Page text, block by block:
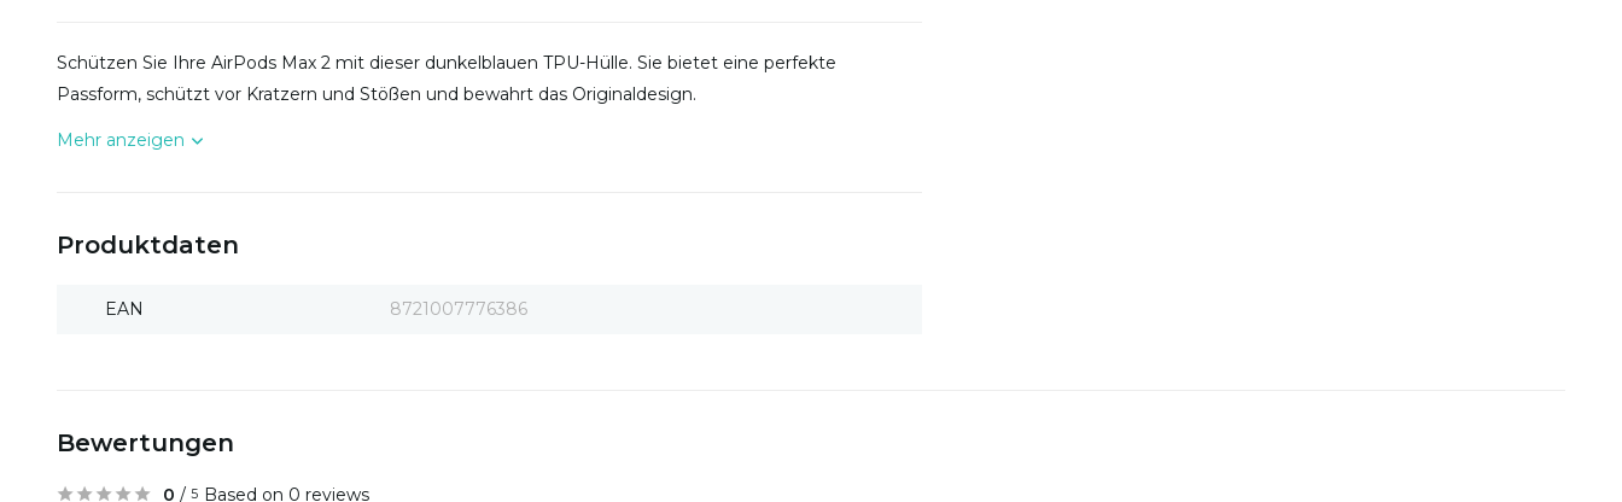
Schützen Sie Ihre AirPods Max 2 mit dieser dunkelblauen TPU-Hülle. Sie bietet eine perfekte
Passform, schützt vor Kratzern und Stößen und bewahrt das Originaldesign.
Mehr anzeigen
Produktdaten
EAN 8721007776386
Bewertungen
0 / 5 Based on 0 reviews